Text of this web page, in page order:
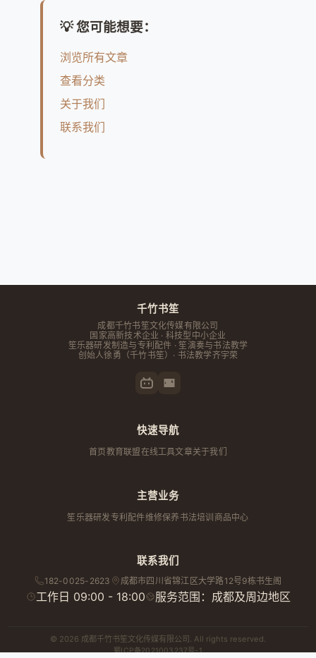
💡 您可能想要：
浏览所有文章
查看分类
关于我们
联系我们
千竹书笙
成都千竹书笙文化传媒有限公司
国家高新技术企业 · 科技型中小企业
笙乐器研发制造与专利配件 · 笙演奏与书法教学
创始人徐勇 （千竹书笙）· 书法教学齐宇荣
快速导航
首页教育联盟在线工具文章关于我们
主营业务
笙乐器研发专利配件维修保养 书法培训 商品中心
联系我们
182-0025-2623 成都市四川省锦江区大学路12号9栋书生阁
工作日 09:00 - 18:00 服务范围：成都及周边地区
© 2026 成都千竹书笙文化传媒有限公司. All rights reserved.
蜀ICP备2021003237号-1